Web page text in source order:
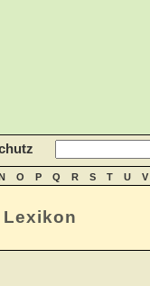
O P Q R S T U V